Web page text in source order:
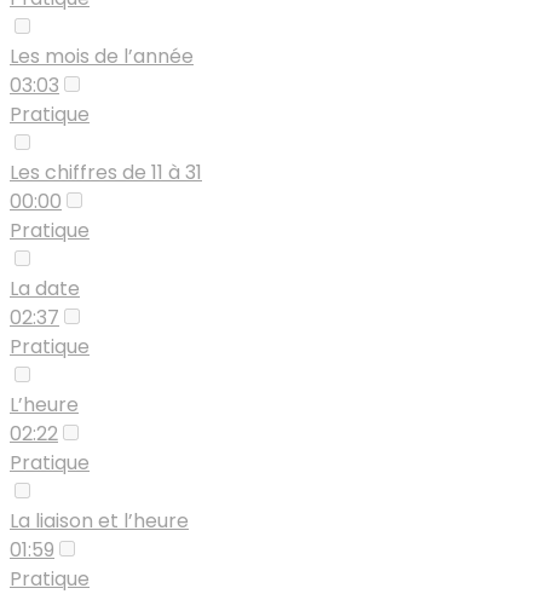
Les mois de l’année
03:03
Pratique
Les chiffres de 11 à 31
00:00
Pratique
La date
02:37
Pratique
L’heure
02:22
Pratique
La liaison et l’heure
01:59
Pratique